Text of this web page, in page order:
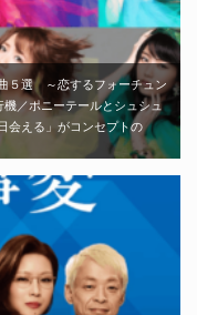
５選 ～恋するフォーチュン
／ポニーテールとシュシュ
会える」がコンセプトの